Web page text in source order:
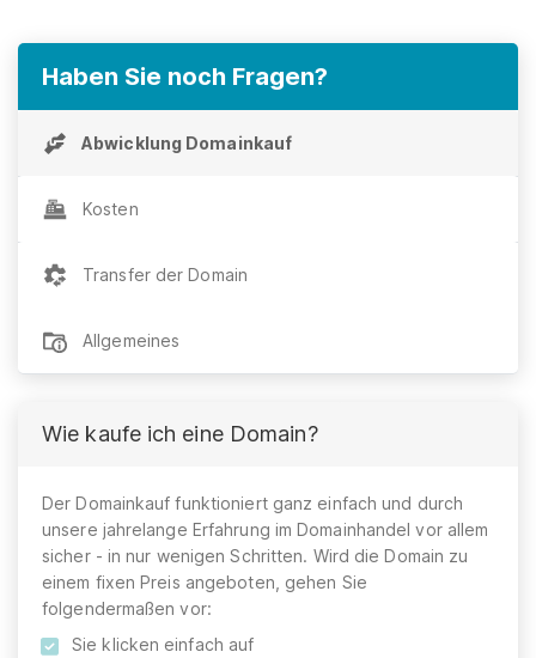
Haben Sie noch Fragen?
Abwicklung Domainkauf
Kosten
Transfer der Domain
Allgemeines
Wie kaufe ich eine Domain?
Der Domainkauf funktioniert ganz einfach und durch
unsere jahrelange Erfahrung im Domainhandel vor allem
sicher - in nur wenigen Schritten. Wird die Domain zu
einem fixen Preis angeboten, gehen Sie
folgendermaßen vor:
Sie klicken einfach auf